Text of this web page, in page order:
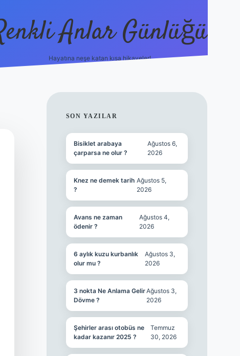
Anlar Günlüğü
Hayatına neşe katan kısa hikayeler!
SIDEBAR
SON YAZILAR
Bisiklet arabaya
çarparsa ne olur ?
Ağustos 6,
2026
Knez ne demek tarih
?
Ağustos 5,
2026
Avans ne zaman
ödenir ?
Ağustos 4,
2026
6 aylık kuzu kurbanlık
olur mu ?
Ağustos 3,
2026
3 nokta Ne Anlama Gelir
Dövme ?
Ağustos 3,
2026
Şehirler arası otobüs ne
kadar kazanır 2025 ?
Temmuz
30, 2026
vdcasino güncel giriş